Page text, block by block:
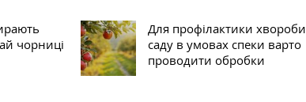
чорниці
Для профілактики хвороби
саду в умовах спеки варто
проводити обробки